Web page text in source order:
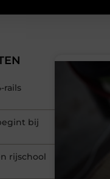
rails
bij
rijschool